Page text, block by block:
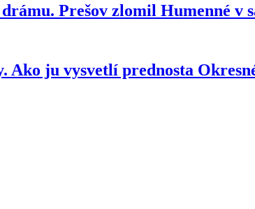
Prešov zlomil Humenné v
Ako ju vysvetlí prednosta